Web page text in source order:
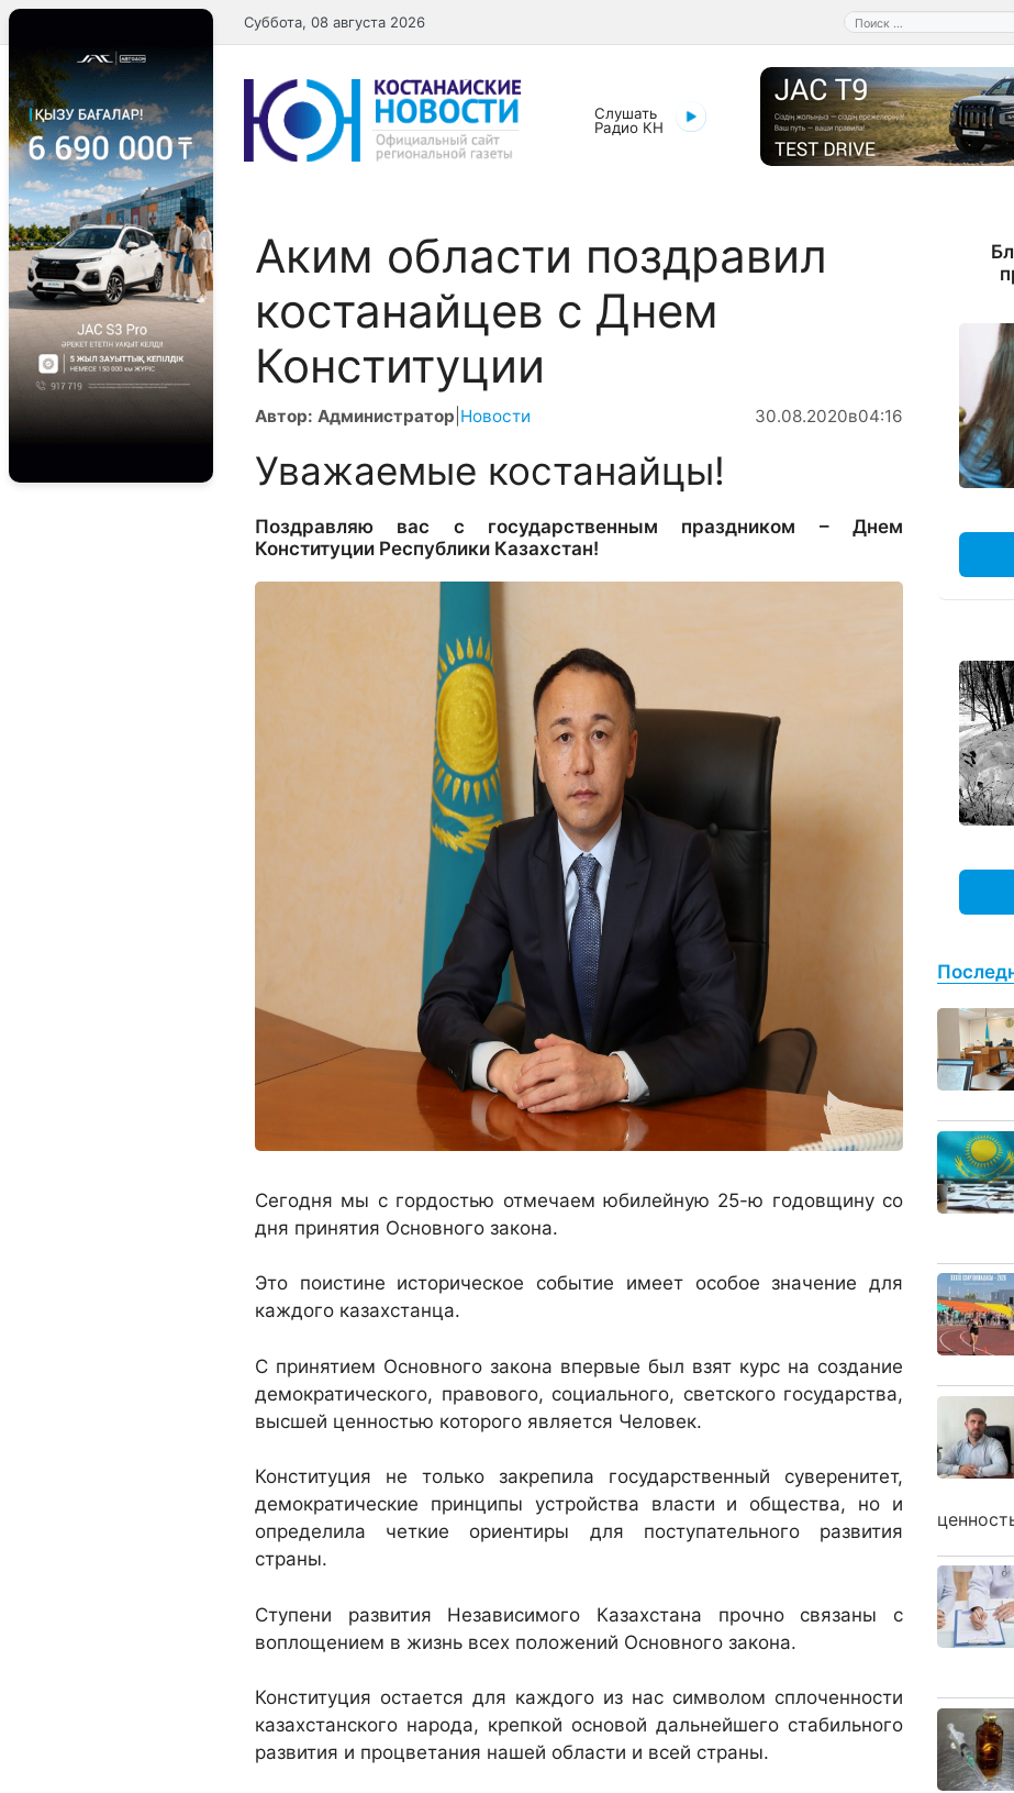
Перейти
к
содержимому
Поиск:
Суббота, 08 августа 2026
Слушать
Радио КН
Аким области поздравил
костанайцев с Днем
Конституции
Автор: Администратор Новости 30.08.2020в04:16
Уважаемые костанайцы!
Поздравляю вас с государственным праздником – Днем
Конституции Республики Казахстан!
Сегодня мы с гордостью отмечаем юбилейную 25-ю годовщину со
дня принятия Основного закона.
Это поистине историческое событие имеет особое значение для
каждого казахстанца.
С принятием Основного закона впервые был взят курс на создание
демократического, правового, социального, светского государства,
высшей ценностью которого является Человек.
Конституция не только закрепила государственный суверенитет,
демократические принципы устройства власти и общества, но и
определила четкие ориентиры для поступательного развития
страны.
Ступени развития Независимого Казахстана прочно связаны с
воплощением в жизнь всех положений Основного закона.
Конституция остается для каждого из нас символом сплоченности
казахстанского народа, крепкой основой дальнейшего стабильного
развития и процветания нашей области и всей страны.